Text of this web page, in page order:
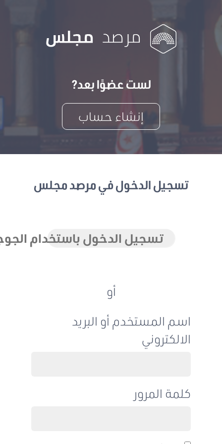
لست عضوًا بعد?
إنشاء حساب
تسجيل الدخول في مرصد مجلس
تسجيل الدخول باستخدام الجوجل
اسم المستخدم أو البريد
الالكتروني
كلمة المرور